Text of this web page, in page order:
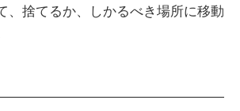
、捨てるか、しかるべき場所に移動